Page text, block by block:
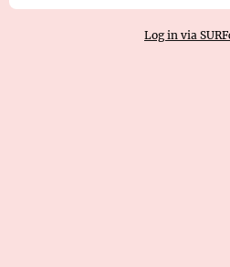
Log in via